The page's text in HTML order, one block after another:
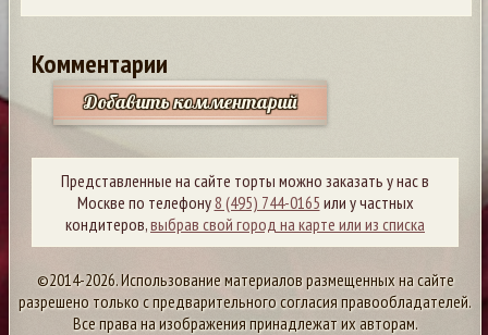
Комментарии
Добавить комментарий
Представленные на сайте торты можно заказать у нас в
Москве по телефону8 (495) 744-0165 или у частных
кондитеров,выбрав свой город на карте или из списка
©2014-2026. Использование материалов размещенных на сайте
разрешено только с предварительного согласия правообладателей.
Все права на изображения принадлежат их авторам.